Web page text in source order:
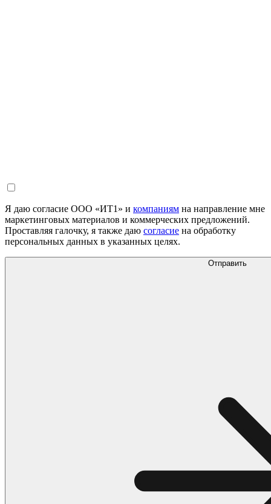
Я даю согласие ООО «ИТ1» и компаниям на направление мне
маркетинговых материалов и коммерческих предложений.
Проставляя галочку, я также даю согласие на обработку
персональных данных в указанных целях.
Отправить